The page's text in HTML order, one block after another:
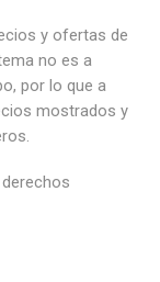
y ofertas de
no es a
por lo que a
mostrados y